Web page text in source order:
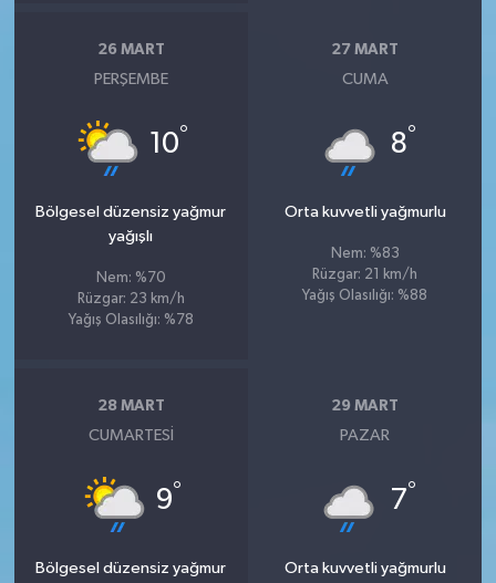
26 MART
PERŞEMBE
10°
Bölgesel düzensiz yağmur
yağışlı
Nem: %70
Rüzgar: 23 km/h
Yağış Olasılığı: %78
27 MART
CUMA
8°
Orta kuvvetli yağmurlu
Nem: %83
Rüzgar: 21 km/h
Yağış Olasılığı: %88
28 MART
CUMARTESI
9°
Bölgesel düzensiz yağmur
29 MART
PAZAR
7°
Orta kuvvetli yağmurlu